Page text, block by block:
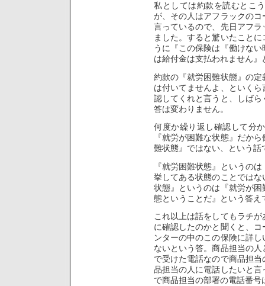
私としては約款を読むとこ
が、その人はアフラックの
言っているので、先日アフ
ました。すると驚いたこと
うに『この保険は『働けな
は給付金は支払われません』
約款の『就労困難状態』の
は付いてませんよ、といく
認してくれと言うと、しば
答は変わりません。
何度か繰り返し確認して分
『就労が困難な状態』だか
難状態』ではない、という話
『就労困難状態』というの
挙してある状態のことでは
状態』というのは『就労が
態ということだ』という答え
これ以上は話をしてもラチ
に確認したのかと聞くと、
ンターの中のこの保険に詳
ないという答。商品担当の
で受けた電話なので商品担
品担当の人に電話したいと
で商品担当の部署の電話番